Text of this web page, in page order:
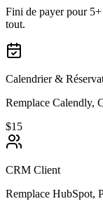
Fini de payer pour
tout.
Calendrier &
Remplace Calendly,
$15
CRM Client
Remplace HubSpot,